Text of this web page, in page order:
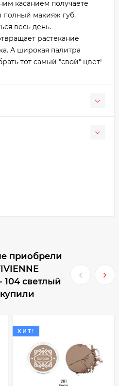
касанием получаете
полный макияж губ,
весь день.
растекание
А широкая палитра
тот самый "свой" цвет!
приобрели
104 светлый
ХИТ!